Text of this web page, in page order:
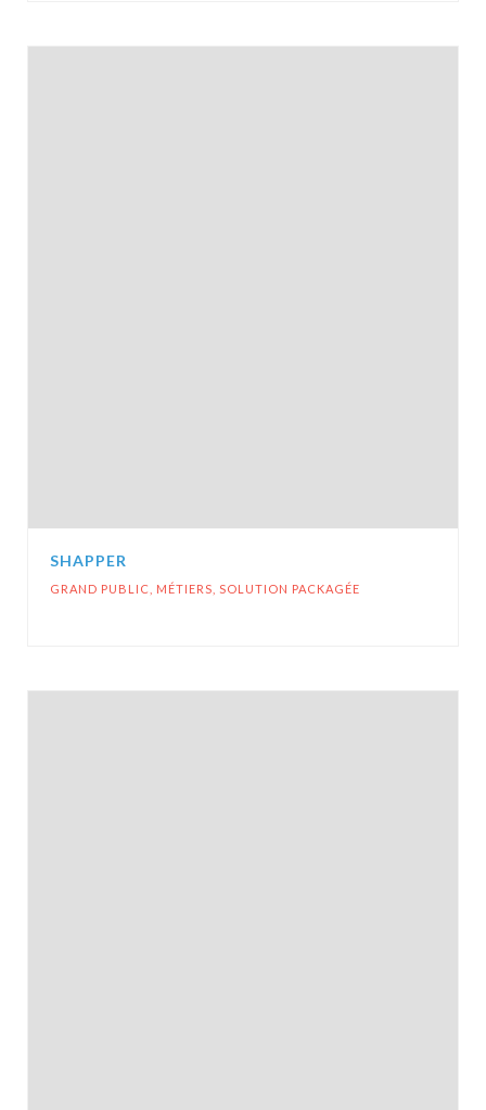
SHAPPER
GRAND PUBLIC MÉTIERS SOLUTION PACKAGÉE